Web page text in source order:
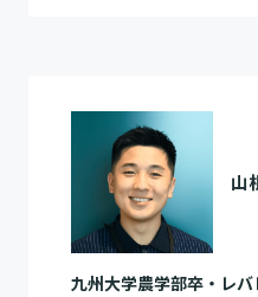
山
九州大学農学部卒・レバ